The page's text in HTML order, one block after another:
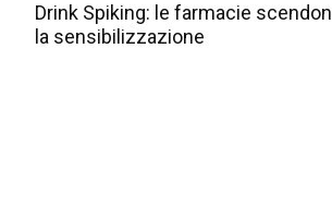
Drink Spiking: le farmacie
la sensibilizzazione